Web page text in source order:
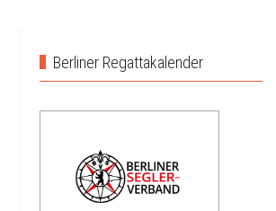
Berliner Regattakalender